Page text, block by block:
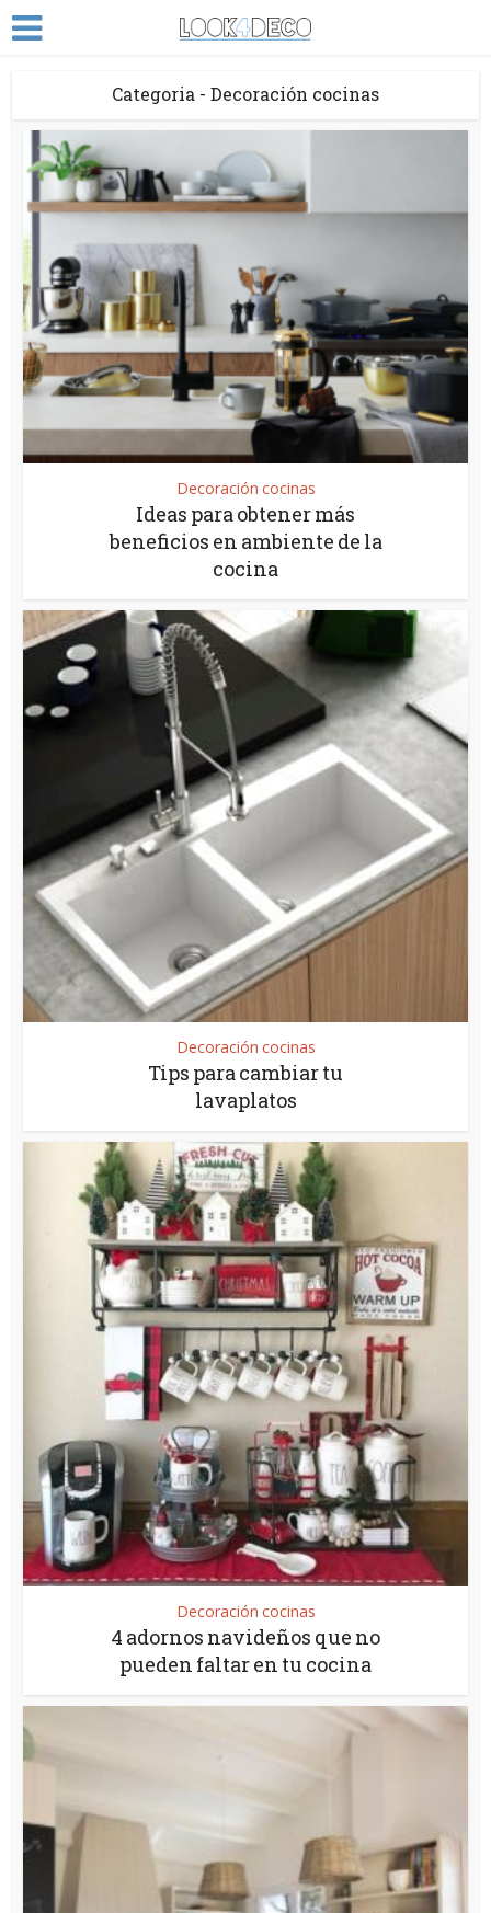
Categoria - Decoración cocinas
Decoración cocinas
Ideas para obtener más
beneficios en ambiente de la
cocina
Decoración cocinas
Tips para cambiar tu
lavaplatos
Decoración cocinas
4 adornos navideños que no
pueden faltar en tu cocina